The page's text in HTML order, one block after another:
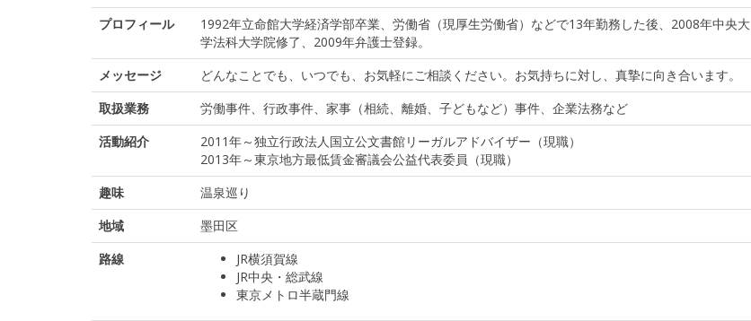
プロフィール
1992年立命館大学経済学部卒業、労働省（現厚生労働省）などで13年勤務した後、2008年中央大
学法科大学院修了、2009年弁護士登録。
メッセージ
どんなことでも、いつでも、お気軽にご相談ください。お気持ちに対し、真摯に向き合います。
取扱業務
労働事件、行政事件、家事（相続、離婚、子どもなど）事件、企業法務など
活動紹介
2011年～独立行政法人国立公文書館リーガルアドバイザー（現職）
2013年～東京地方最低賃金審議会公益代表委員（現職）
趣味
温泉巡り
地域
墨田区
路線
JR横須賀線
JR中央・総武線
東京メトロ半蔵門線